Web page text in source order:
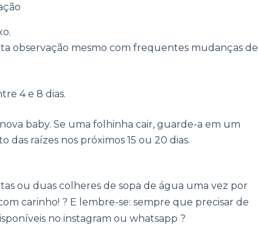
observação mesmo com frequentes mudanças de
4 e 8 dias.
baby. Se uma folhinha cair, guarde-a em um
raízes nos próximos 15 ou 20 dias.
ou duas colheres de sopa de água uma vez por
carinho! ? E lembre-se: sempre que precisar de
no instagram ou whatsapp ?